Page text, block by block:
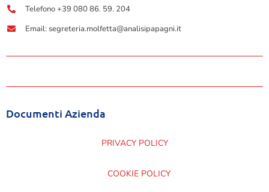
Telefono +39 080 86. 59. 204
Email: segreteria.molfetta@analisipapagni.it
Documenti Azienda
PRIVACY POLICY
COOKIE POLICY